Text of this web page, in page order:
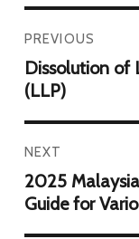
PREVIOUS
Dissolution of
(LLP)
NEXT
2025
Guide for